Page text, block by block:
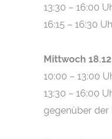
13:30 – 16:00
16:15 – 16:30
Mittwoch 18.12
10:00 – 13:00
13:30 – 16:00
gegenüber der